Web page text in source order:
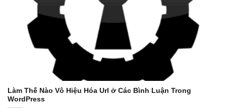
Làm Thế Nào Vô Hiệu Hóa Url ở Các Bình Luận Trong
WordPress